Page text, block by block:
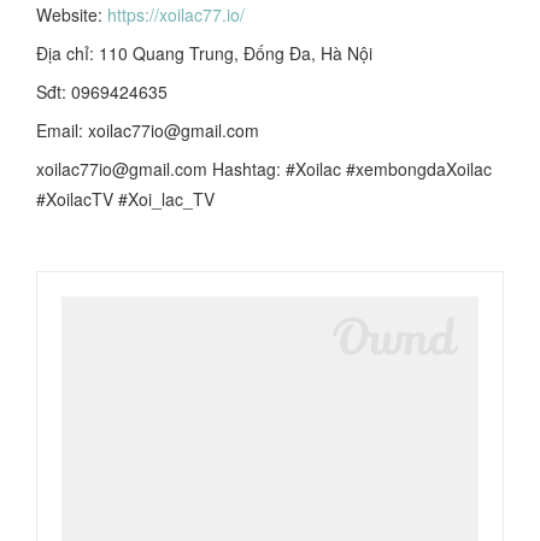
Website: https://xoilac77.io/
Địa chỉ: 110 Quang Trung, Đống Đa, Hà Nội
Sđt: 0969424635
Email: xoilac77io@gmail.com
xoilac77io@gmail.com Hashtag: #Xoilac #xembongdaXoilac
#XoilacTV #Xoi_lac_TV